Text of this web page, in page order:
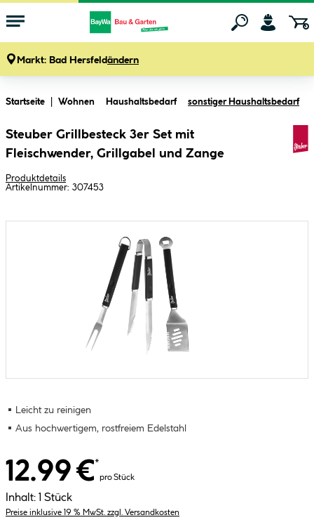
Markt: Bad Hersfeldändern
Startseite Wohnen Haushaltsbedarf sonstiger Haushaltsbedarf
Steuber Grillbesteck 3er Set mit
Fleischwender, Grillgabel und Zange
Produktdetails
Artikelnummer: 307453
Leicht zu reinigen
Aus hochwertigem, rostfreiem Edelstahl
12.99 €*
pro Stück
Inhalt: 1 Stück
Preise inklusive 19 % MwSt. zzgl. Versandkosten